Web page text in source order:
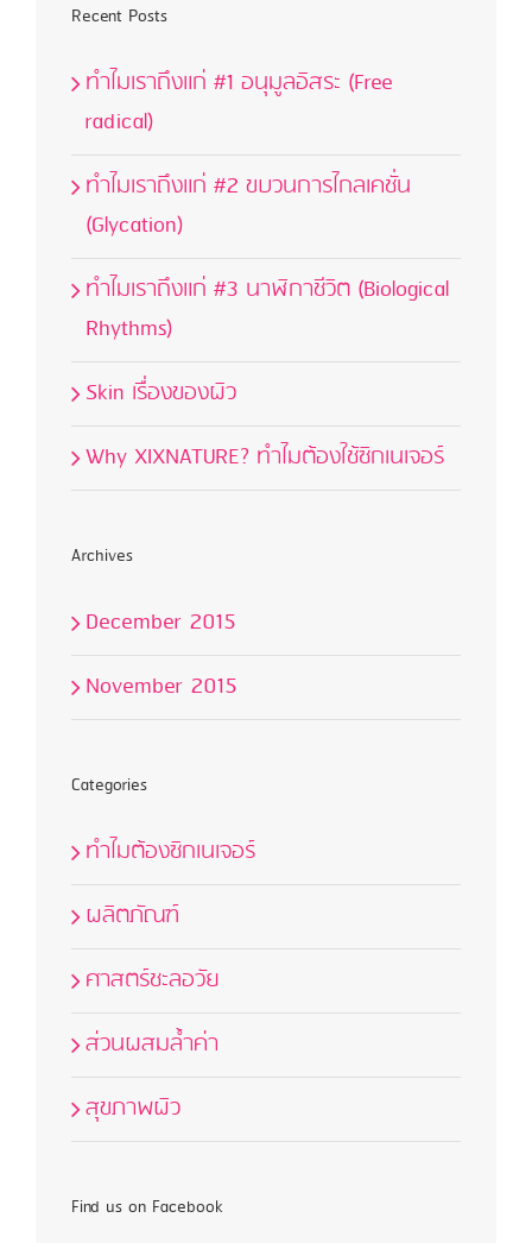
Recent Posts
ทำไมเราถึงแก่ #1 อนุมูลอิสระ (Free
radical)
ทำไมเราถึงแก่ #2 ขบวนการไกลเคชั่น
(Glycation)
ทำไมเราถึงแก่ #3 นาฬิกาชีวิต (Biological
Rhythms)
Skin เรื่องของผิว
Why XIXNATURE? ทำไมต้องใช้ซิกเนเจอร์
Archives
December 2015
November 2015
Categories
ทำไมต้องซิกเนเจอร์
ผลิตภัณฑ์
ศาสตร์ชะลอวัย
ส่วนผสมล้ำค่า
สุขภาพผิว
Find us on Facebook